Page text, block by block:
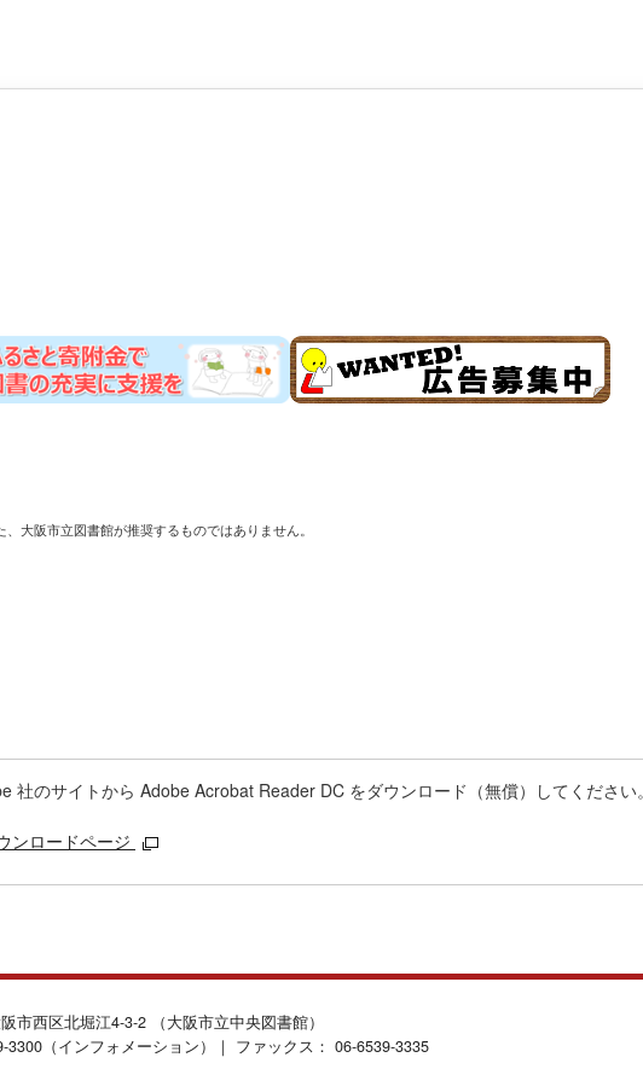
大阪市立図書館が推奨するものではありません。
社のサイトから Adobe Acrobat Reader DC をダウンロード（無償）してください。
ンロードページ
市西区北堀江4-3-2 （大阪市立中央図書館）
3300（インフォメーション）｜ ファックス： 06-6539-3335